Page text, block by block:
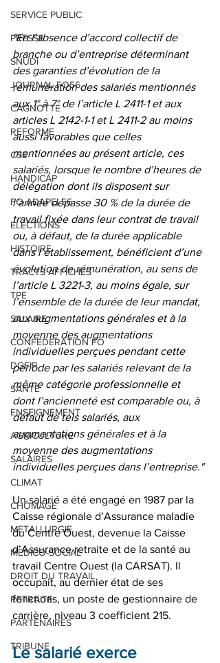
SERVICE PUBLIC
PRESSE
SNUDI
JOURNAL FO56
CAGNOTTE
REFORME
CSE
HANDICAP
FO ADAPEI 56
ELECTIONS
HISTOIRE
TRACTS AFFICHES
TPE
SALAIRE
CONFEDERATION FO
DGFIP
SANTE
ENSEIGNEMENT
AGRICULTURE
SALAIRES
CLIMAT
CHÔMAGE
METALLURGIE
MEDICO-SOCIAL
DROIT DU TRAVAIL
RETRAITE
PARTENAIRES
TRIBUNE
"En l’absence d’accord collectif de
branche ou d’entreprise déterminant
des garanties d’évolution de la
rémunération des salariés mentionnés
aux 1° à 7° de l’article L 2411-1 et aux
articles L 2142-1-1 et L 2411-2 au moins
aussi favorables que celles
mentionnées au présent article, ces
salariés, lorsque le nombre d’heures de
délégation dont ils disposent sur
l’année dépasse 30 % de la durée de
travail fixée dans leur contrat de travail
ou, à défaut, de la durée applicable
dans l’établissement, bénéficient d’une
évolution de rémunération, au sens de
l’article L 3221-3, au moins égale, sur
l’ensemble de la durée de leur mandat,
aux augmentations générales et à la
moyenne des augmentations
individuelles perçues pendant cette
période par les salariés relevant de la
même catégorie professionnelle et
dont l’ancienneté est comparable ou, à
défaut de tels salariés, aux
augmentations générales et à la
moyenne des augmentations
individuelles perçues dans l’entreprise."
Un salarié a été engagé en 1987 par la
Caisse régionale d’Assurance maladie
du Centre Ouest, devenue la Caisse
d’Assurance retraite et de la santé au
travail Centre Ouest (la CARSAT). Il
occupait, au dernier état de ses
fonctions, un poste de gestionnaire de
carrière, niveau 3 coefficient 215.
Le salarié exerce